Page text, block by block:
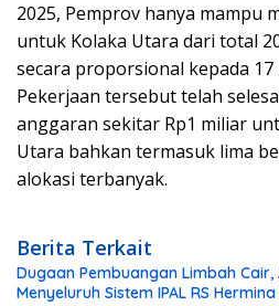
2025, Pemprov hanya mampu
untuk Kolaka Utara dari total
secara proporsional kepada
Pekerjaan tersebut telah
anggaran sekitar Rp1 miliar
Utara bahkan termasuk lima
alokasi terbanyak.
Berita Terkait
Dugaan Pembuangan Limbah Cair,
Menyeluruh Sistem IPAL RS